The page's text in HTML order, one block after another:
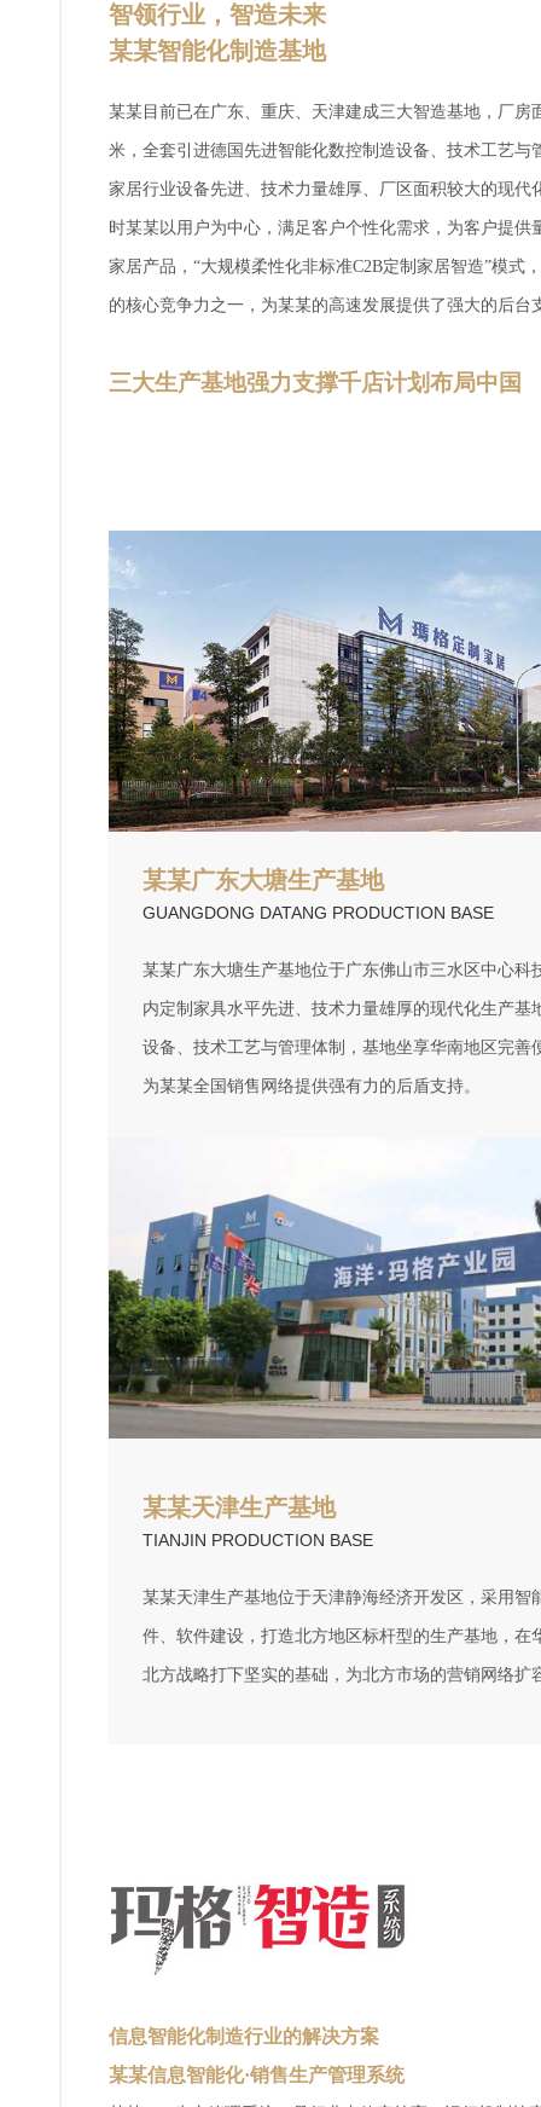
智领行业，智造未来
某某智能化制造基地
某某目前已在广东、重庆、天津建成三大智造基地，厂房
米，全套引进德国先进智能化数控制造设备、技术工艺与
家居行业设备先进、技术力量雄厚、厂区面积较大的现代
时某某以用户为中心，满足客户个性化需求，为客户提供
家居产品，“大规模柔性化非标准C2B定制家居智造”模式
的核心竞争力之一，为某某的高速发展提供了强大的后台
三大生产基地强力支撑千店计划布局中国
某某广东大塘生产基地
GUANGDONG DATANG PRODUCTION BASE
某某广东大塘生产基地位于广东佛山市三水区中心科
内定制家具水平先进、技术力量雄厚的现代化生产基
设备、技术工艺与管理体制，基地坐享华南地区完善
为某某全国销售网络提供强有力的后盾支持。
某某天津生产基地
TIANJIN PRODUCTION BASE
某某天津生产基地位于天津静海经济开发区，采用智
件、软件建设，打造北方地区标杆型的生产基地，在
北方战略打下坚实的基础，为北方市场的营销网络扩
信息智能化制造行业的解决方案
某某信息智能化·销售生产管理系统